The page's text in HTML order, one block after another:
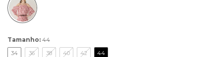
Tamanho: 44
34 36 38 40 42 44